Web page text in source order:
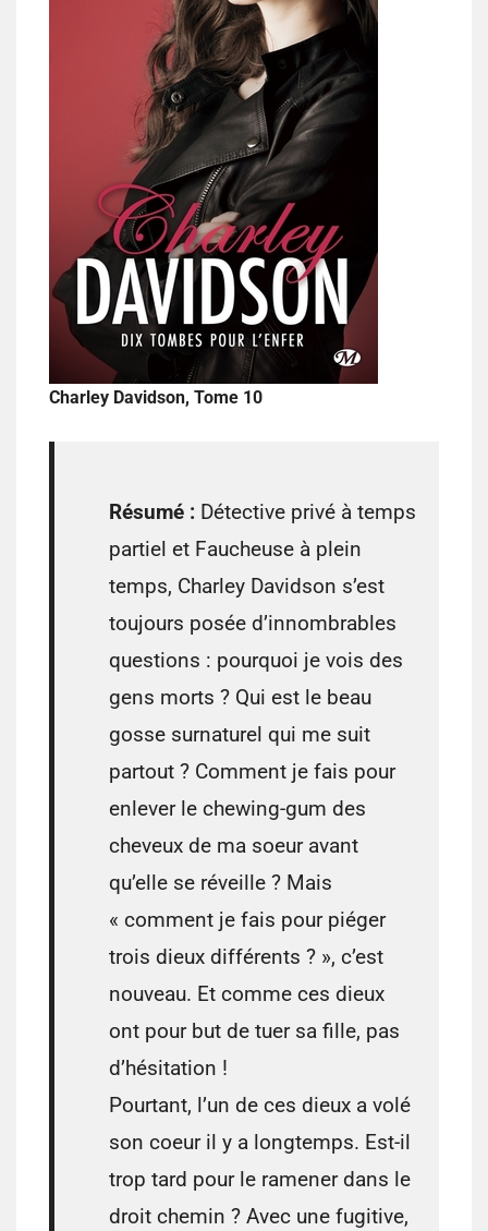
Charley Davidson, Tome 10
Résumé : Détective privé à temps
partiel et Faucheuse à plein
temps, Charley Davidson s’est
toujours posée d’innombrables
questions : pourquoi je vois des
gens morts ? Qui est le beau
gosse surnaturel qui me suit
partout ? Comment je fais pour
enlever le chewing-gum des
cheveux de ma soeur avant
qu’elle se réveille ? Mais
« comment je fais pour piéger
trois dieux différents ? », c’est
nouveau. Et comme ces dieux
ont pour but de tuer sa fille, pas
d’hésitation !
Pourtant, l’un de ces dieux a volé
son coeur il y a longtemps. Est-il
trop tard pour le ramener dans le
droit chemin ? Avec une fugitive,